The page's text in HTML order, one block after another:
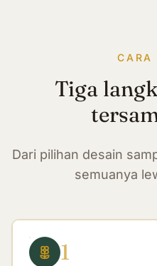
CARA
Tiga
Dari pilihan desain
semuanya
1